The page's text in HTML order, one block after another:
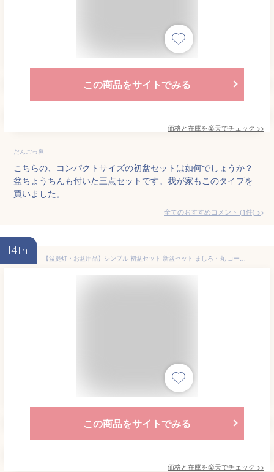
この商品をサイトでみる
価格と在庫を楽天でチェック >>
だんごっ鼻
こちらの、コンパクトサイズの初盆セットは如何でしょうか？
盆ちょうちんも付いた三点セットです。我が家もこのタイプを
買いました。
全てのおすすめコメント (1件) >
14th
【盆提灯・お盆用品】シンプル 初盆セット 新盆セット ましろ・丸 コードレス 3点セット 1-K【送料無料】【お盆セット お盆 提灯 初盆 新盆 飾り 白提灯 白 MUJI コンパクト ミニサイズ ミニ おしゃれ かわいい 可愛い 北欧風 LED セット ちりめん牛馬】
この商品をサイトでみる
価格と在庫を楽天でチェック >>